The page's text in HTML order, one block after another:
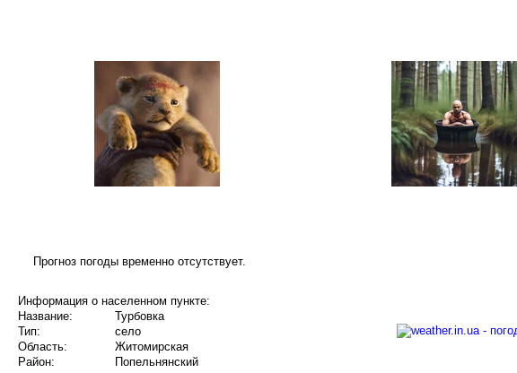
Прогноз погоды временно отсутствует.
Информация о населенном пункте:
Название:
Турбовка
Тип:
село
Область:
Житомирская
Район:
Попельнянский